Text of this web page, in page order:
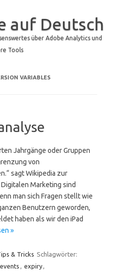
auf Deutsch
über Adobe Analytics und
Tools
Zum Inhalt springen
VARIABLES
Jahrgänge oder Gruppen
von
sagt Wikipedia zur
Marketing sind
man sich Fragen stellt wie
Benutzern geworden,
haben als wir den iPad
»
& Tricks Schlagwörter:
events , expiry,